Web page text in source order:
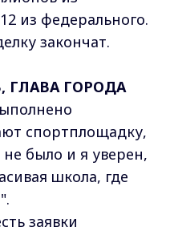
из федерального.
закончат.
ГЛАВА ГОРОДА
спортплощадку,
не было и я уверен,
школа, где
заявки